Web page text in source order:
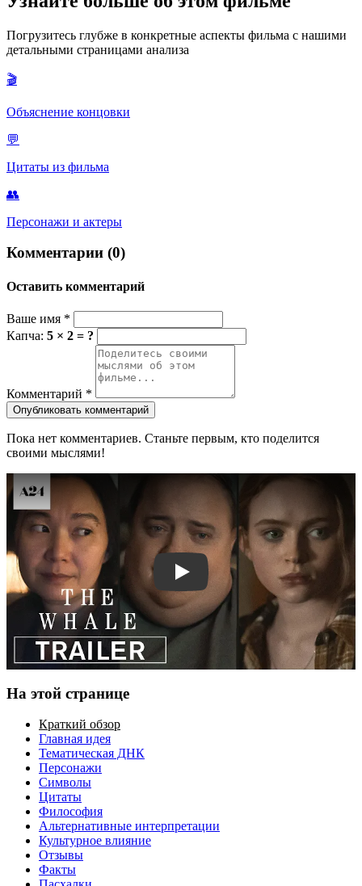
она критиковала «скучные» главы «Моби Дика», понимая, что
собственной печальной истории. Для Чарли это был пример
самой искренней мысли на свете.
Погрузитесь глубже в конкретные аспекты фильма с нашими
детальными страницами анализа
🎬
Объяснение концовки
💬
Цитаты из фильма
👥
Персонажи и актеры
Комментарии (0)
Оставить комментарий
Ваше имя *
Капча: 5 × 2 = ?
Комментарий *
Опубликовать комментарий
Пока нет комментариев. Станьте первым, кто поделится
своими мыслями!
Смотреть трейлер
На этой странице
Краткий обзор
Главная идея
Тематическая ДНК
Персонажи
Символы
Цитаты
Философия
Альтернативные интерпретации
Культурное влияние
Отзывы
Факты